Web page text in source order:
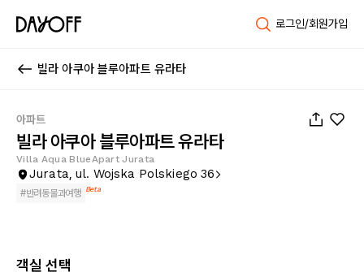
로그인/회원가입
빌라 아쿠아 블루아파트 유라타
아파트
빌라 아쿠아 블루아파트 유라타
Villa Aqua BlueApart Jurata
Jurata, ul. Wojska Polskiego 36
#반려동물과여행 Beta
객실 선택